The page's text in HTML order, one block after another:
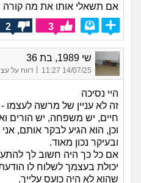
אם תשאלי אותו את מה קורה
3
2
שי 1989, בת 36
14/07/25 11:27 דווח על
היי נסיכה
זה לא עניין של מרשה
חיים, יש משפחה, יש הורים
וכן, הוא הגיע לבקר אותם,
ובעיקר נכון מאוד.
אם כל כך היה חשוב לך
יכולת בעצמך לשלוח לו
שהוא לא היה כועס עלייך.